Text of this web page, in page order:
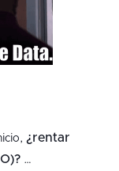
¿rentar
…